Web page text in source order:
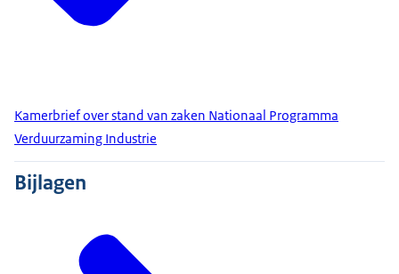
Kamerbrief over stand van zaken Nationaal Programma
Verduurzaming Industrie
Bijlagen